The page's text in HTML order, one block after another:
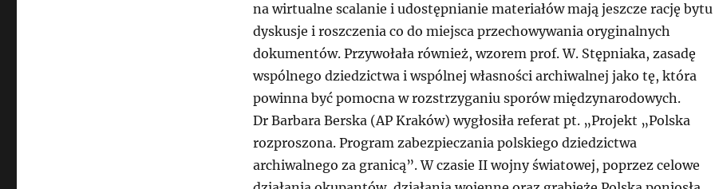
na wirtualne scalanie i udostępnianie materiałów mają jeszcze rację bytu
dyskusje i roszczenia co do miejsca przechowywania oryginalnych
dokumentów. Przywołała również, wzorem prof. W. Stępniaka, zasadę
wspólnego dziedzictwa i wspólnej własności archiwalnej jako tę, która
powinna być pomocna w rozstrzyganiu sporów międzynarodowych.
Dr Barbara Berska (AP Kraków) wygłosiła referat pt. „Projekt „Polska
rozproszona. Program zabezpieczania polskiego dziedzictwa
archiwalnego za granicą”. W czasie II wojny światowej, poprzez celowe